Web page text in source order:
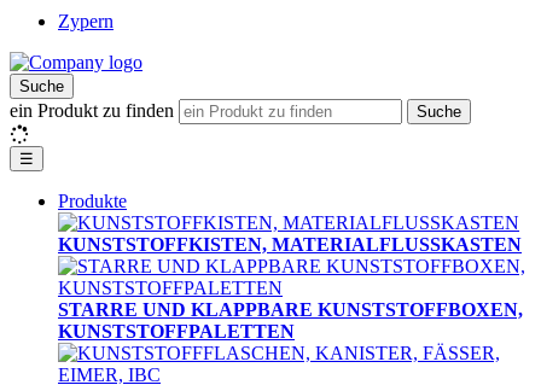
Zypern
Suche
ein Produkt zu finden Suche
☰
Produkte
KUNSTSTOFFKISTEN, MATERIALFLUSSKASTEN
STARRE UND KLAPPBARE KUNSTSTOFFBOXEN,
KUNSTSTOFFPALETTEN